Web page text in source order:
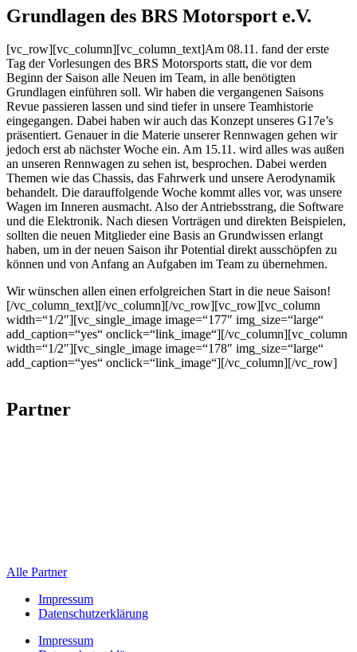
Grundlagen des BRS Motorsport e.V.
[vc_row][vc_column][vc_column_text]Am 08.11. fand der erste
Tag der Vorlesungen des BRS Motorsports statt, die vor dem
Beginn der Saison alle Neuen im Team, in alle benötigten
Grundlagen einführen soll. Wir haben die vergangenen Saisons
Revue passieren lassen und sind tiefer in unsere Teamhistorie
eingegangen. Dabei haben wir auch das Konzept unseres G17e’s
präsentiert. Genauer in die Materie unserer Rennwagen gehen wir
jedoch erst ab nächster Woche ein. Am 15.11. wird alles was außen
an unseren Rennwagen zu sehen ist, besprochen. Dabei werden
Themen wie das Chassis, das Fahrwerk und unsere Aerodynamik
behandelt. Die darauffolgende Woche kommt alles vor, was unsere
Wagen im Inneren ausmacht. Also der Antriebsstrang, die Software
und die Elektronik. Nach diesen Vorträgen und direkten Beispielen,
sollten die neuen Mitglieder eine Basis an Grundwissen erlangt
haben, um in der neuen Saison ihr Potential direkt ausschöpfen zu
können und von Anfang an Aufgaben im Team zu übernehmen.
Wir wünschen allen einen erfolgreichen Start in die neue Saison!
[/vc_column_text][/vc_column][/vc_row][vc_row][vc_column
width=“1/2″][vc_single_image image=“177″ img_size=“large“
add_caption=“yes“ onclick=“link_image“][/vc_column][vc_column
width=“1/2″][vc_single_image image=“178″ img_size=“large“
add_caption=“yes“ onclick=“link_image“][/vc_column][/vc_row]
Partner
Alle Partner
Impressum
Datenschutzerklärung
Impressum